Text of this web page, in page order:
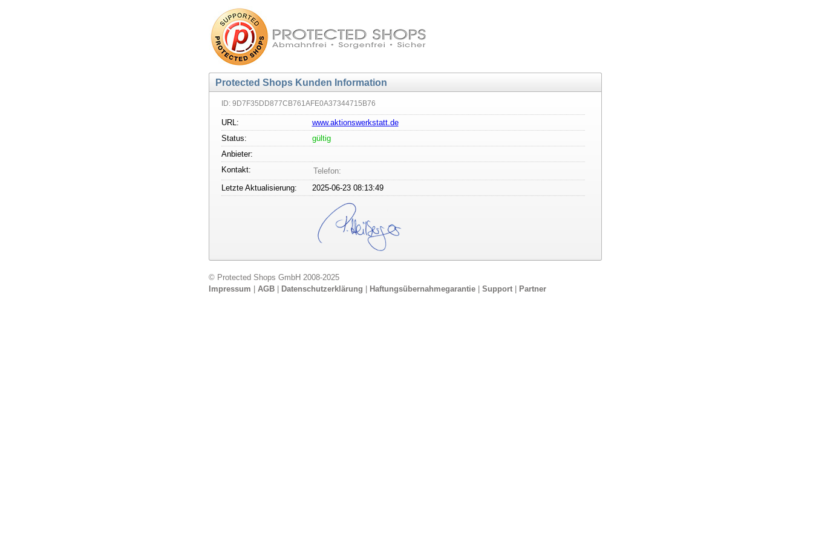
Protected Shops Kunden Information
ID: 9D7F35DD877CB761AFE0A37344715B76
URL:
www.aktionswerkstatt.de
Status:
gültig
Anbieter:
Kontakt:
Telefon:
Letzte Aktualisierung:
2025-06-23 08:13:49
© Protected Shops GmbH 2008-2025
Impressum
AGB Datenschutzerklärung Haftungsübernahmegarantie Support Partner